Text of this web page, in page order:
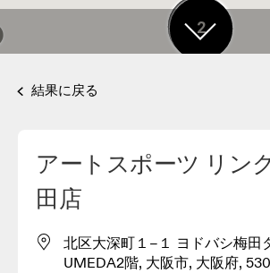
17
2
結果に戻る
アートスポーツ リン
田店
北区大深町１−１ ヨドバシ梅田
UMEDA2階, 大阪市, 大阪府,